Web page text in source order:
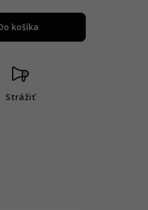
košíka
Strážiť